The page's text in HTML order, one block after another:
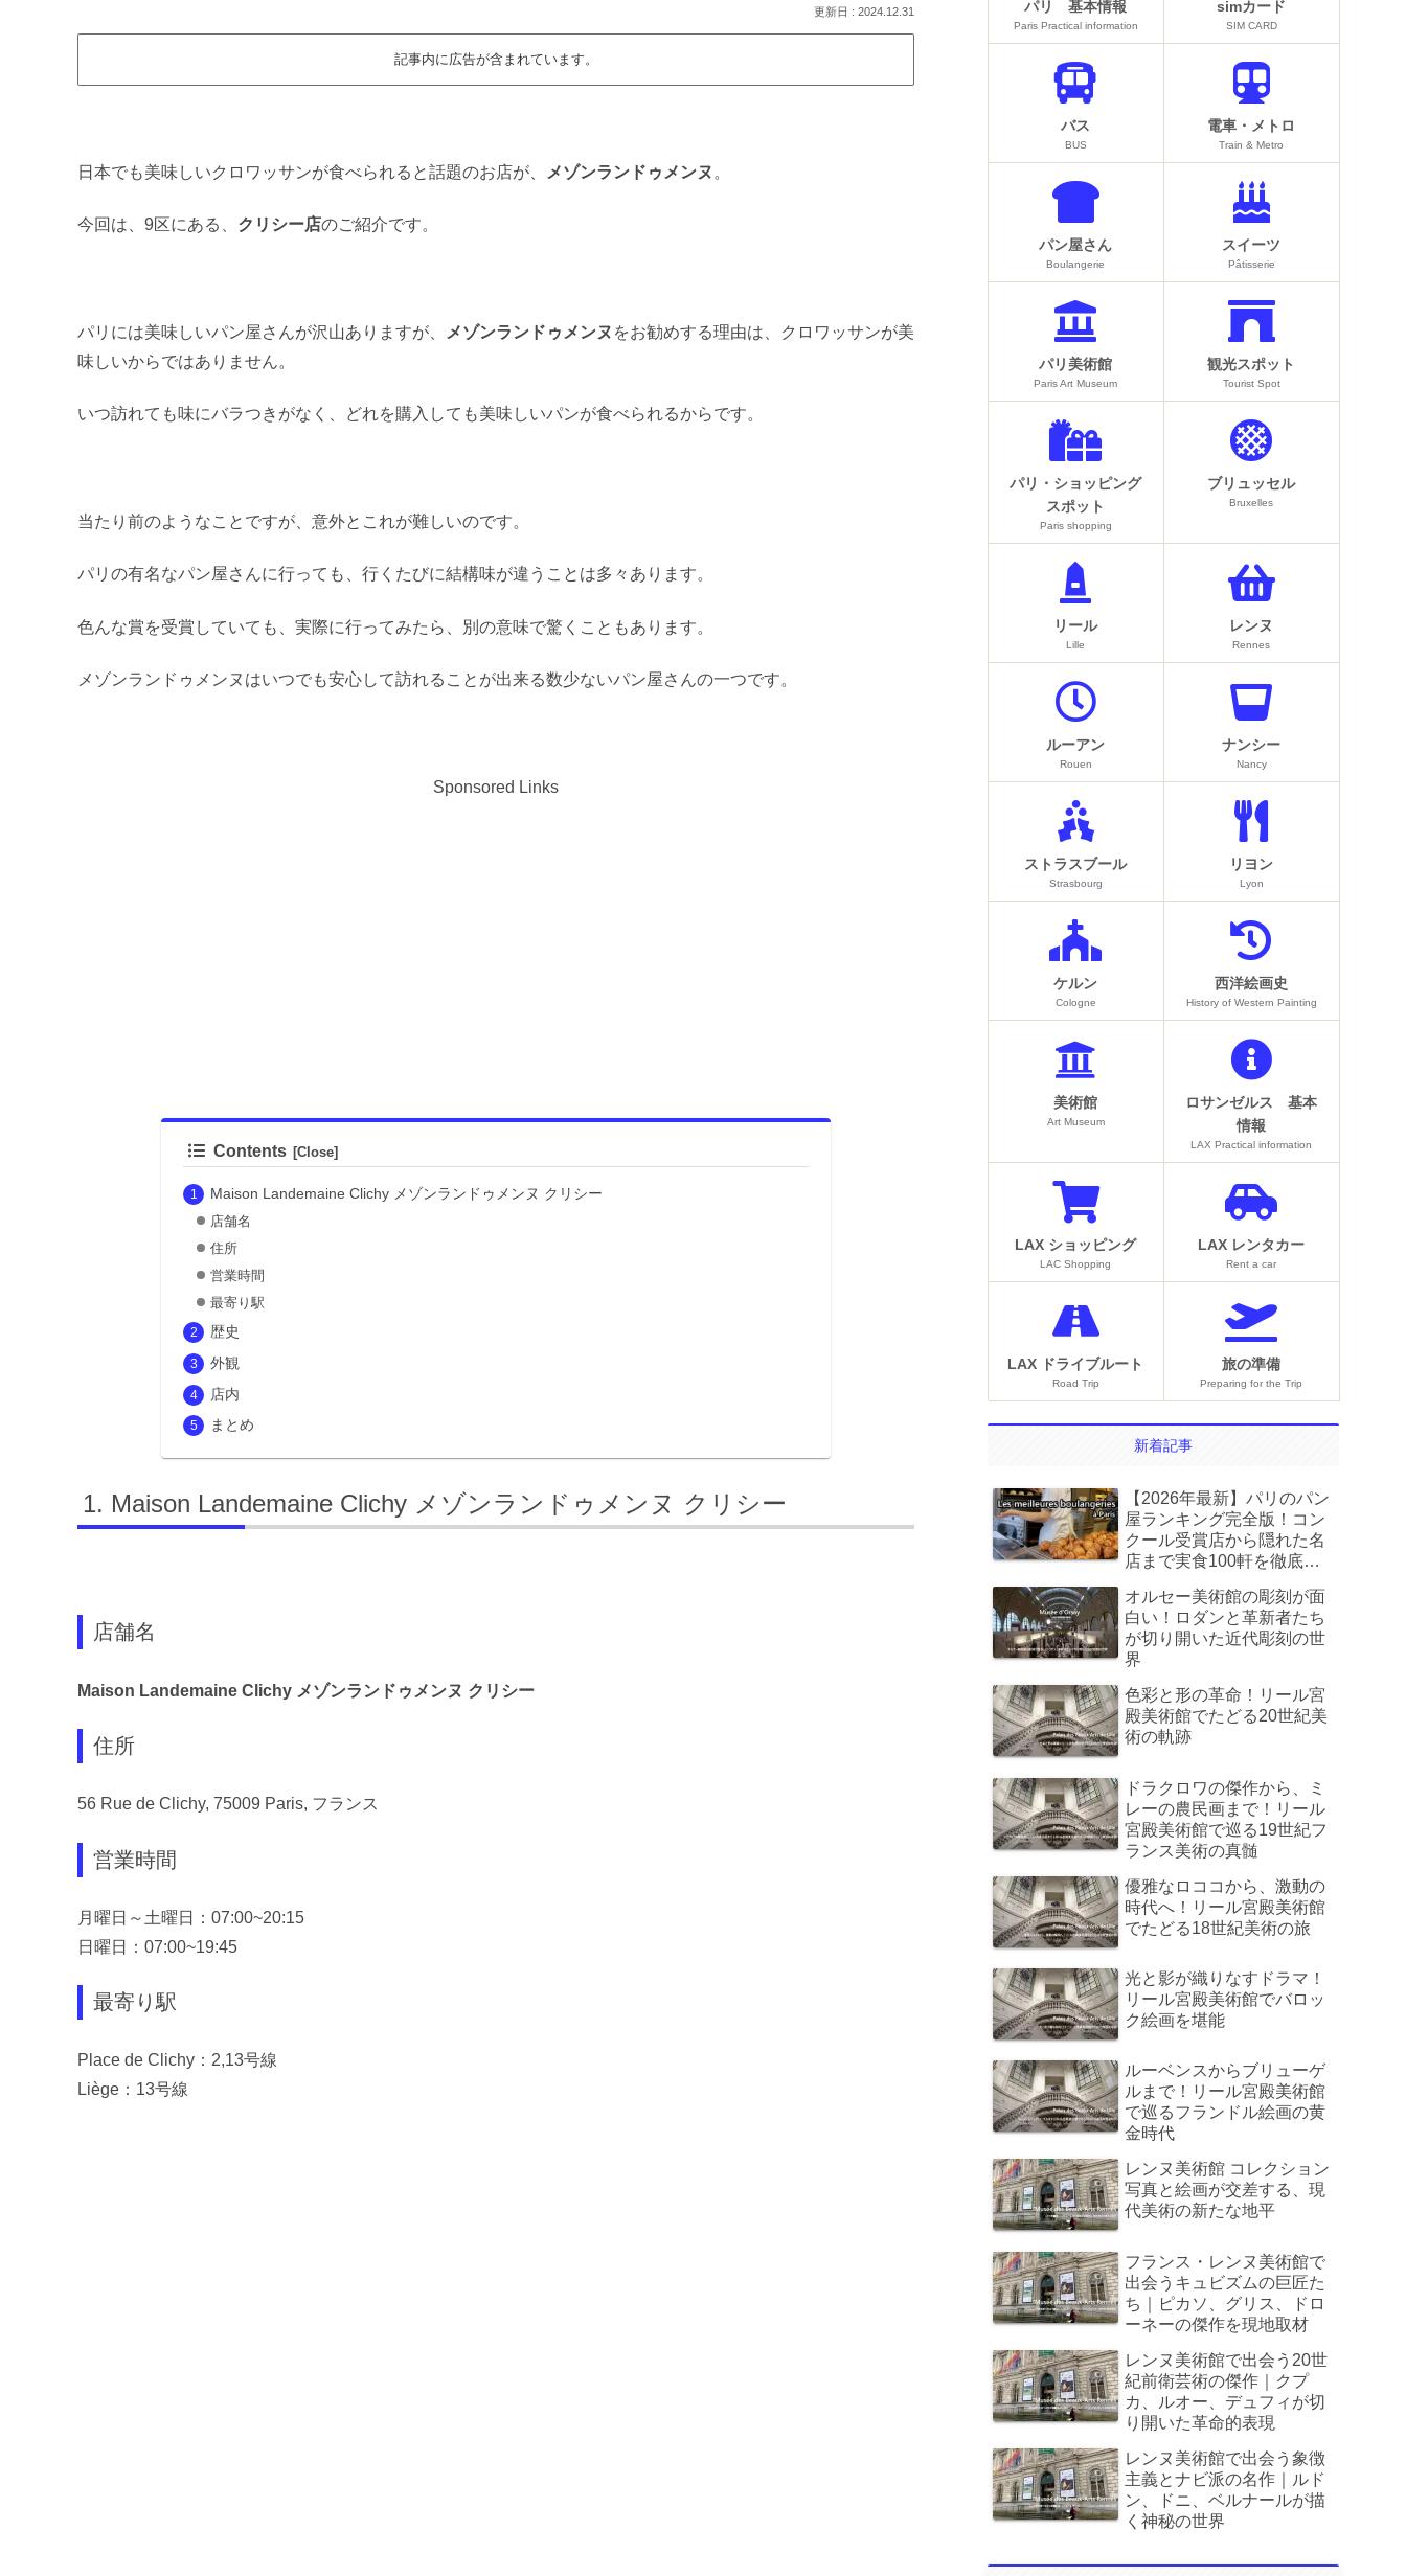
2024.12.31
記事内に広告が含まれています。
日本でも美味しいクロワッサンが食べられると話題のお店が、 メゾンランドゥメンヌ 。
今回は、9区にある、 クリシー店のご紹介です。
パリには美味しいパン屋さんが沢山ありますが、 メゾンランドゥメンヌ をお勧めする理由は、クロワッサンが美
味しいからではありません。
いつ訪れても味にバラつきがなく、どれを購入しても美味しいパンが食べられるからです。
当たり前のようなことですが、意外とこれが難しいのです。
パリの有名なパン屋さんに行っても、行くたびに結構味が違うことは多々あります。
色んな賞を受賞していても、実際に行ってみたら、別の意味で驚くこともあります。
メゾンランドゥメンヌはいつでも安心して訪れることが出来る数少ないパン屋さんの一つです。
Sponsored Links
Contents
Maison Landemaine Clichy メゾンランドゥメンヌ クリシー
店舗名
住所
営業時間
最寄り駅
歴史
外観
店内
まとめ
Maison Landemaine Clichy メゾンランドゥメンヌ クリシー
店舗名
Maison Landemaine Clichy メゾンランドゥメンヌ クリシー
住所
56 Rue de Clichy, 75009 Paris, フランス
営業時間
月曜日～土曜日：07:00~20:15
日曜日：07:00~19:45
最寄り駅
Place de Clichy：2,13号線
Liège：13号線
パリ 基本情報
Paris Practical information
simカード
SIM CARD
バス
BUS
電車・メトロ
Train & Metro
パン屋さん
Boulangerie
スイーツ
Pâtisserie
パリ美術館
Paris Art Museum
観光スポット
Tourist Spot
パリ・ショッピング
スポット
Paris shopping
ブリュッセル
Bruxelles
リール
Lille
レンヌ
Rennes
ルーアン
Rouen
ナンシー
Nancy
ストラスブール
Strasbourg
リヨン
Lyon
ケルン
Cologne
西洋絵画史
History of Western Painting
美術館
Art Museum
ロサンゼルス 基本
情報
LAX Practical information
LAX ショッピング
LAC Shopping
LAX レンタカー
Rent a car
LAX ドライブルート
Road Trip
旅の準備
Preparing for the Trip
新着記事
【2026年最新】パリのパン
屋ランキング完全版！コン
クール受賞店から隠れた名
店まで実食100軒を徹底比
オルセー美術館の彫刻が面
白い！ロダンと革新者たち
が切り開いた近代彫刻の世
界
色彩と形の革命！リール宮
殿美術館でたどる20世紀美
術の軌跡
ドラクロワの傑作から、ミ
レーの農民画まで！リール
宮殿美術館で巡る19世紀フ
ランス美術の真髄
優雅なロココから、激動の
時代へ！リール宮殿美術館
でたどる18世紀美術の旅
光と影が織りなすドラマ！
リール宮殿美術館でバロッ
ク絵画を堪能
ルーベンスからブリューゲ
ルまで！リール宮殿美術館
で巡るフランドル絵画の黄
金時代
レンヌ美術館 コレクション
写真と絵画が交差する、現
代美術の新たな地平
フランス・レンヌ美術館で
出会うキュビズムの巨匠た
ち｜ピカソ、グリス、ドロ
ーネーの傑作を現地取材
レンヌ美術館で出会う20世
紀前衛芸術の傑作｜クプ
カ、ルオー、デュフィが切
り開いた革命的表現
レンヌ美術館で出会う象徴
主義とナビ派の名作｜ルド
ン、ドニ、ベルナールが描
く神秘の世界